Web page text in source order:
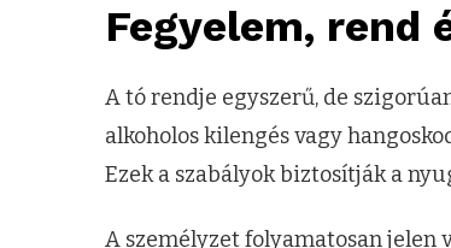
Fegyelem, rend
A tó rendje egyszerű, de
alkoholos kilengés vagy
Ezek a szabályok biztosítják a
A személyzet folyamatosan jelen